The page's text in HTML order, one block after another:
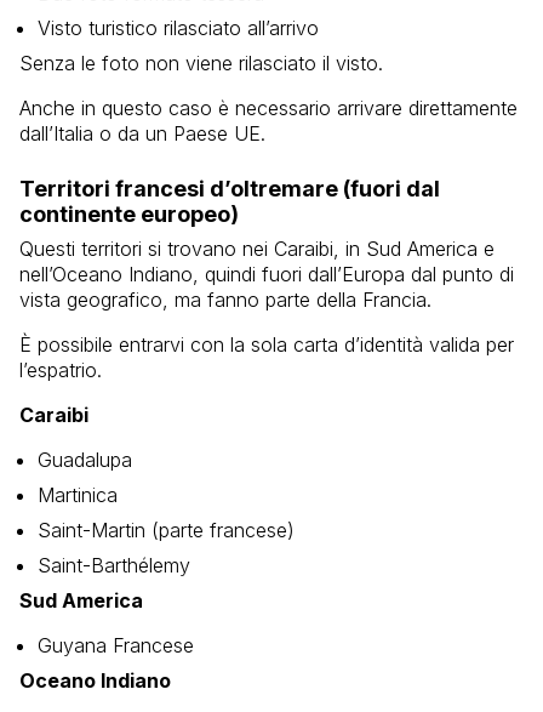
Visto turistico rilasciato all’arrivo
Senza le foto non viene rilasciato il visto.
Anche in questo caso è necessario arrivare direttamente
dall’Italia o da un Paese UE.
Territori francesi d’oltremare (fuori dal
continente europeo)
Questi territori si trovano nei Caraibi, in Sud America e
nell’Oceano Indiano, quindi fuori dall’Europa dal punto di
vista geografico, ma fanno parte della Francia.
È possibile entrarvi con la sola carta d’identità valida per
l’espatrio.
Caraibi
Guadalupa
Martinica
Saint-Martin (parte francese)
Saint-Barthélemy
Sud America
Guyana Francese
Oceano Indiano